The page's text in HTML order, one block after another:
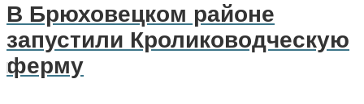
В Брюховецком районе
запустили Кролиководческую
ферму